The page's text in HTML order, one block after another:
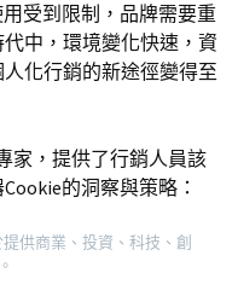
受到限制，品牌需要重
中，環境變化快速，資
化行銷的新途徑變得至
家，提供了行銷人員該
的洞察與策略：
供商業、投資、科技、創